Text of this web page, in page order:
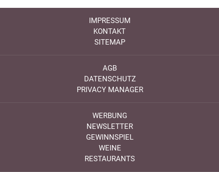
IMPRESSUM
KONTAKT
SITEMAP
AGB
DATENSCHUTZ
PRIVACY MANAGER
WERBUNG
NEWSLETTER
GEWINNSPIEL
WEINE
RESTAURANTS